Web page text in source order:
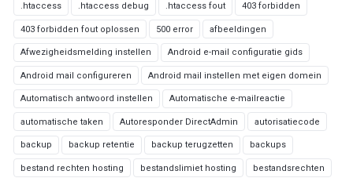
.htaccess .htaccess debug .htaccess fout 403 forbidden
403 forbidden fout oplossen 500 error afbeeldingen
Afwezigheidsmelding instellen Android e-mail configuratie gids
Android mail configureren Android mail instellen met eigen domein
Automatisch antwoord instellen Automatische e-mailreactie
automatische taken Autoresponder DirectAdmin autorisatiecode
backup backup retentie backup terugzetten backups
bestand rechten hosting bestandslimiet hosting bestandsrechten